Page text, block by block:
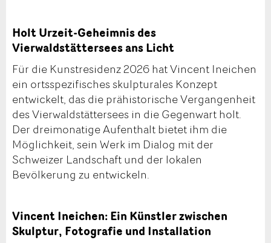
Holt Urzeit-Geheimnis des
Vierwaldstättersees ans Licht
Für die Kunstresidenz 2026 hat Vincent Ineichen
ein ortsspezifisches skulpturales Konzept
entwickelt, das die prähistorische Vergangenheit
des Vierwaldstättersees in die Gegenwart holt.
Der dreimonatige Aufenthalt bietet ihm die
Möglichkeit, sein Werk im Dialog mit der
Schweizer Landschaft und der lokalen
Bevölkerung zu entwickeln.
Vincent Ineichen: Ein Künstler zwischen
Skulptur, Fotografie und Installation